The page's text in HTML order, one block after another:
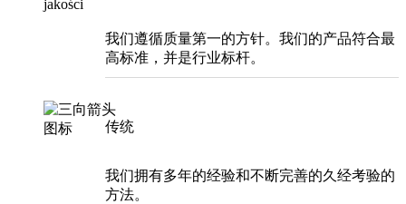
我们遵循质量第一的方针。我们的产品符合最
高标准，并是行业标杆。
传统
我们拥有多年的经验和不断完善的久经考验的
方法。